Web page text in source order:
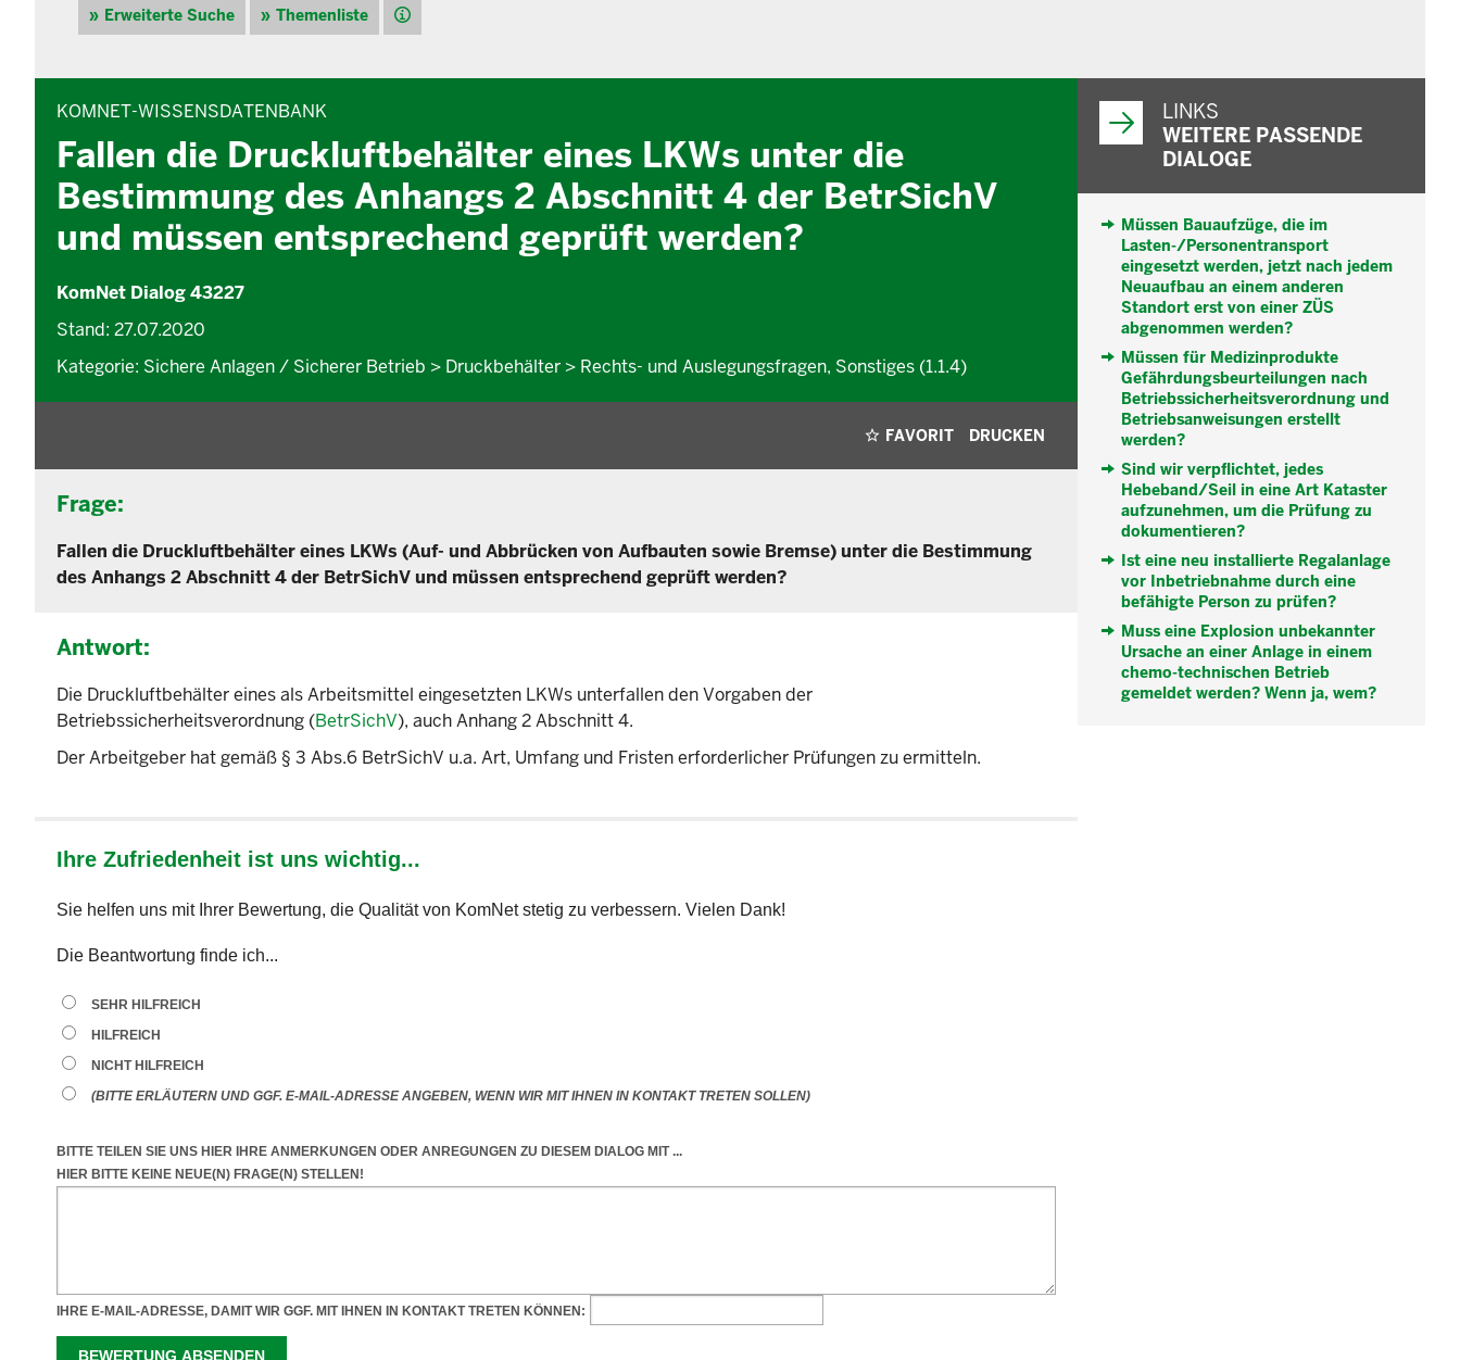
Erweiterte Suche Themenliste Hilfe
KOMNET-WISSENSDATENBANK
Fallen die Druckluftbehälter eines LKWs unter die
Bestimmung des Anhangs 2 Abschnitt 4 der BetrSichV
und müssen entsprechend geprüft werden?
KomNet Dialog 43227
Stand: 27.07.2020
Kategorie: Sichere Anlagen / Sicherer Betrieb > Druckbehälter > Rechts- und Auslegungsfragen, Sonstiges (1.1.4)
FAVORIT DRUCKEN
Frage:
Fallen die Druckluftbehälter eines LKWs (Auf- und Abbrücken von Aufbauten sowie Bremse) unter die Bestimmung
des Anhangs 2 Abschnitt 4 der BetrSichV und müssen entsprechend geprüft werden?
Antwort:
Die Druckluftbehälter eines als Arbeitsmittel eingesetzten LKWs unterfallen den Vorgaben der
Betriebssicherheitsverordnung (BetrSichV), auch Anhang 2 Abschnitt 4.
Der Arbeitgeber hat gemäß § 3 Abs.6 BetrSichV u.a. Art, Umfang und Fristen erforderlicher Prüfungen zu ermitteln.
LINKS
WEITERE PASSENDE
DIALOGE
Müssen Bauaufzüge, die im
Lasten-/Personentransport
eingesetzt werden, jetzt nach jedem
Neuaufbau an einem anderen
Standort erst von einer ZÜS
abgenommen werden?
Müssen für Medizinprodukte
Gefährdungsbeurteilungen nach
Betriebssicherheitsverordnung und
Betriebsanweisungen erstellt
werden?
Sind wir verpflichtet, jedes
Hebeband/Seil in eine Art Kataster
aufzunehmen, um die Prüfung zu
dokumentieren?
Ist eine neu installierte Regalanlage
vor Inbetriebnahme durch eine
befähigte Person zu prüfen?
Muss eine Explosion unbekannter
Ursache an einer Anlage in einem
chemo-technischen Betrieb
gemeldet werden? Wenn ja, wem?